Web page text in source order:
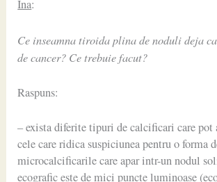
Ina:
Ce inseamna tiroida plina de noduli deja
de cancer? Ce trebuie facut?
Raspuns:
– exista diferite tipuri de calcificari care pot
cele care ridica suspiciunea pentru o forma
microcalcificarile care apar intr-un nodul
ecografic este de mici puncte luminoase